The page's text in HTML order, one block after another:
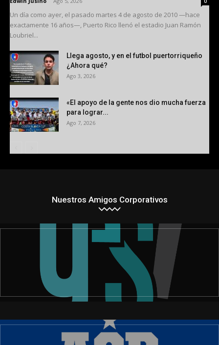
Un día como ayer, el pasado martes 4 de agosto de 2010 —hace
exactamente 16 años—, Puerto Rico llenó el estadio Juan Ramón
Loubriel...
Llega agosto, y en el futbol puertorriqueño
¿Ahora qué?
Ago 3, 2026
«El apoyo de la gente nos dio mucha fuerza
para lograr...
Ago 7, 2026
Nuestros Amigos Corporativos